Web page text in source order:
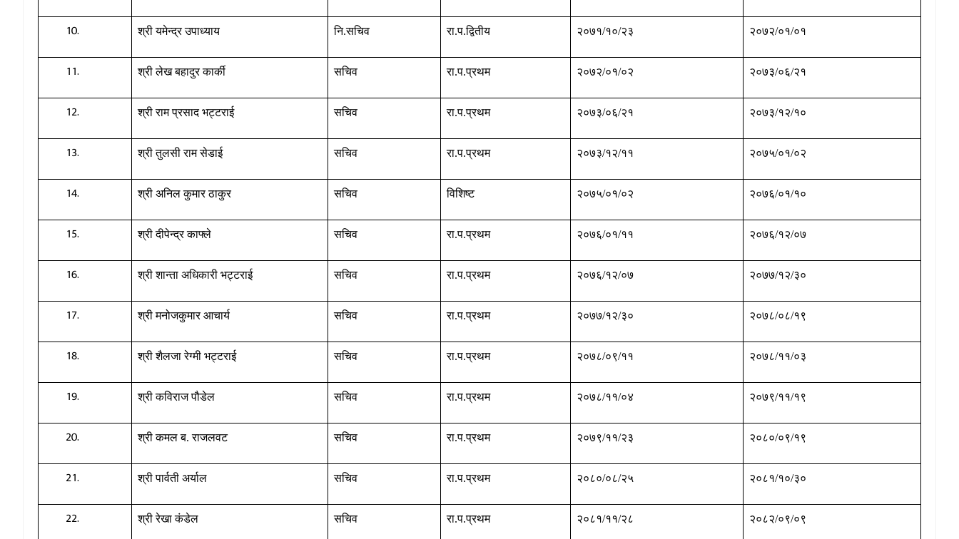
श्री यमेन्द्र उपाध्याय नि.सचिव रा.प.द्वितीय २०७१/१०/२३ २०७२/०१/०१
श्री लेख बहादुर कार्की सचिव रा.प.प्रथम २०७२/०१/०२ २०७३/०६/२१
श्री राम प्रसाद भट्टराई सचिव रा.प.प्रथम २०७३/०६/२१ २०७३/१२/१०
श्री तुलसी राम सेडाई सचिव रा.प.प्रथम २०७३/१२/११ २०७५/०१/०२
श्री अनिल कुमार ठाकुर सचिव विशिष्ट २०७५/०१/०२ २०७६/०१/१०
श्री दीपेन्द्र काफ्ले सचिव रा.प.प्रथम २०७६/०१/११ २०७६/१२/०७
श्री शान्ता अधिकारी भट्टराई सचिव रा.प.प्रथम २०७६/१२/०७ २०७७/१२/३०
श्री मनोजकुमार आचार्य सचिव रा.प.प्रथम २०७७/१२/३० २०७८/०८/१९
श्री शैलजा रेग्मी भट्टराई सचिव रा.प.प्रथम २०७८/०९/११ २०७८/११/०३
श्री कविराज पौडेल सचिव रा.प.प्रथम २०७८/११/०४ २०७९/११/१९
श्री कमल ब. राजलवट सचिव रा.प.प्रथम २०७९/११/२३ २०८०/०९/१९
श्री पार्वती अर्याल सचिव रा.प.प्रथम २०८०/०८/२५ २०८१/१०/३०
श्री रेखा कंडेल सचिव रा.प.प्रथम २०८१/११/२८ २०८२/०९/०९